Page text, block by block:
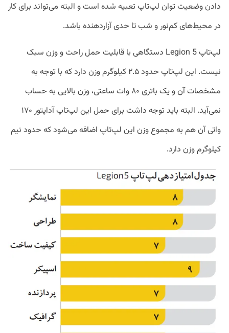
دادن وضعیت توان لپ‌تاپ تعبیه شده است و البته می‌تواند برای کار
در محیط‌های کم‌نور و شب تا حدی آزاردهنده باشد.
لپ‌تاپ Legion 5 دستگاهی با قابلیت حمل راحت و وزن سبک
نیست. این لپ‌تاپ حدود ۲.۵ کیلوگرم وزن دارد که با توجه به
مشخصات آن و یک باتری ۸۰ وات ساعتی، وزن بالایی به حساب
نمی‌آید. البته باید توجه داشت برای حمل این لپ‌تاپ آداپتور ۱۷۰
واتی آن هم به مجموع وزن این لپ‌تاپ اضافه می‌شود که حدود نیم
کیلوگرم وزن دارد.